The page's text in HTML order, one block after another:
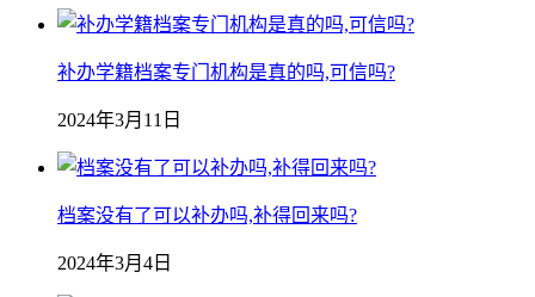
补办学籍档案专门机构是真的吗,可信吗?
2024年3月11日
档案没有了可以补办吗,补得回来吗?
2024年3月4日